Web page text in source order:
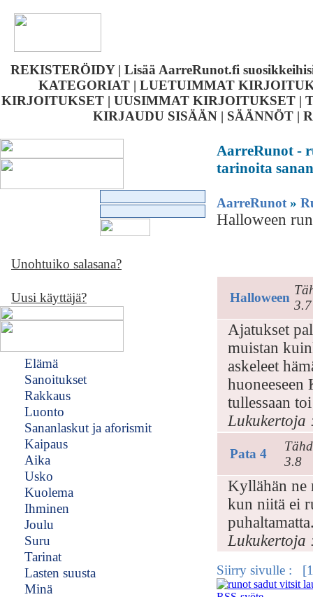
REKISTERÖIDY| Lisää AarreRunot.fi
KATEGORIAT| LUETUIMMAT
KIRJOITUKSET| UUSIMMAT KIRJOITUKSET|
KIRJAUDU SISÄÄN | SÄÄNNÖT |
Unohtuiko salasana?
Uusi käyttäjä?
Elämä
Sanoitukset
Rakkaus
Luonto
Sananlaskut ja aforismit
Kaipaus
Aika
Usko
Kuolema
Ihminen
Joulu
Suru
Tarinat
Lasten suusta
Minä
AarreRunot -
tarinoita
AarreRunot »
Halloween
Halloween
3.7
Ajatukset
muistan
askeleet
huoneeseen
tullessaan
Lukukertoja
Pata 4
3.8
Kyllähän ne
kun niitä ei
Lukukertoja
Siirry sivulle :